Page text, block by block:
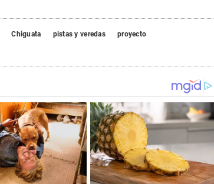
Chiguata pistas y veredas
proyecto